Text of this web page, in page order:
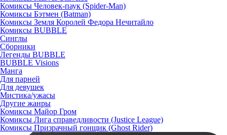
Комиксы Человек-паук (Spider-Man)
Комиксы Бэтмен (Batman)
Комиксы Земля Королей Федора Нечитайло
Комиксы BUBBLE
Синглы
Сборники
Легенды BUBBLE
BUBBLE Visions
Манга
Для парней
Для девушек
Мистика/ужасы
Другие жанры
Комиксы Майор Гром
Комиксы Лига справедливости (Justice League)
Комиксы Призрачный гонщик (Ghost Rider)